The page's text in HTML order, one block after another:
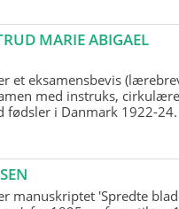
MARIE ABIGAEL
et eksamensbevis
med instruks,
fødsler i Danmark 1922-24.
manuskriptet 'Spredte